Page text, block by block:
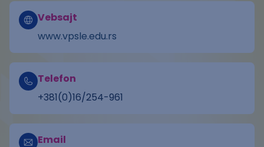
Vebsajt
www.vpsle.edu.rs
Telefon
+381(0)16/254-961
Email